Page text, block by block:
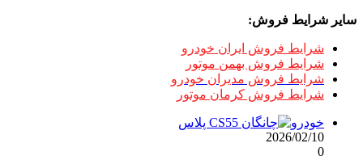
سایر شرایط فروش:
شرایط فروش ایران خودرو
شرایط فروش بهمن موتور
شرایط فروش مدیران خودرو
شرایط فروش کرمان موتور
خودرو
2026/02/10
0